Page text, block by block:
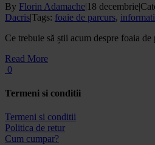
By Florin Adamache|18 decembrie|
Dacris|Tags: foaie de parcurs,
Ce trebuie să știi acum despre foaia de
Read More
0
Termeni si conditii
Termeni si conditii
Politica de retur
Cum cumpar?